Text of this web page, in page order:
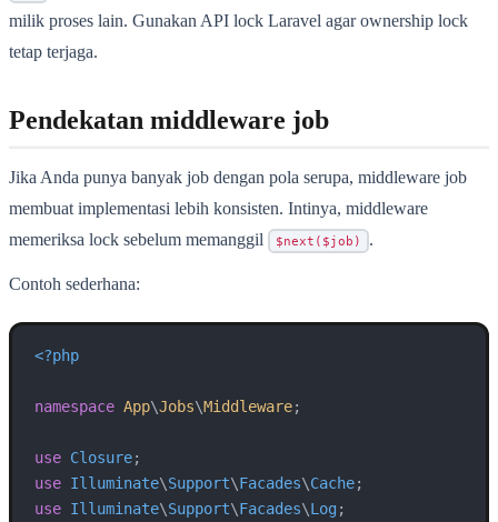
milik proses lain. Gunakan API lock Laravel agar ownership lock
tetap terjaga.
Pendekatan middleware job
Jika Anda punya banyak job dengan pola serupa, middleware job
membuat implementasi lebih konsisten. Intinya, middleware
memeriksa lock sebelum memanggil
$next($job) .
Contoh sederhana:
<?php
namespace App\Jobs\Middleware;
use Closure
use Illuminate\Support\Facades\Cache
use Illuminate\Support\Facades\Log ;